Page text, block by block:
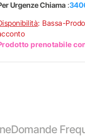
Urgenze Chiama:
: Bassa-
prenotabile
Domande